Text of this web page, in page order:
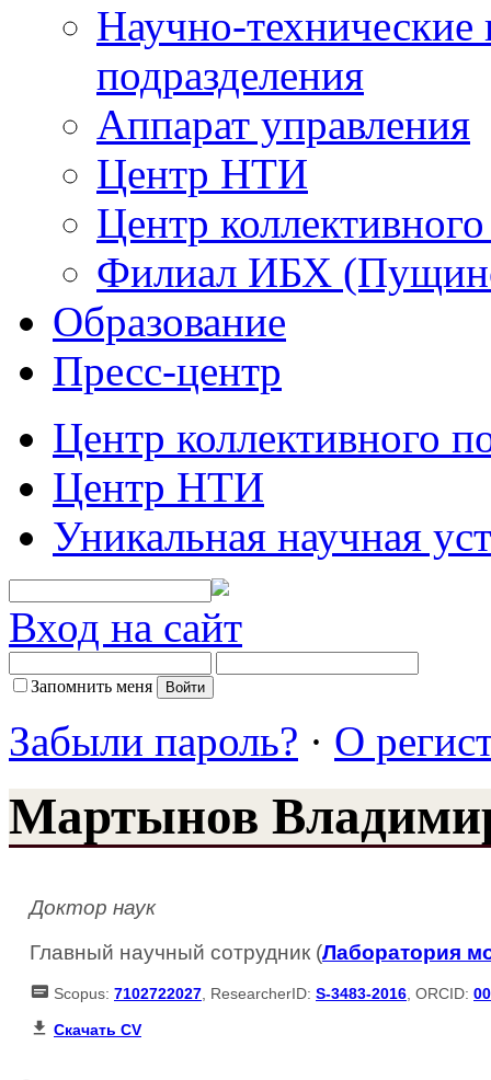
Научно-технические
подразделения
Аппарат управления
Центр НТИ
Центр
Филиал ИБХ
Образование
Пресс-центр
Центр коллективного
Центр НТИ
Уникальная научная
Вход на сайт
Запомнить меня
Забыли пароль? · О
Мартынов
Доктор наук
Главный научный сотрудник (Лаборатория
Scopus: 7102722027 , ResearcherID: S-3483-2016 , ORCID:
Скачать CV